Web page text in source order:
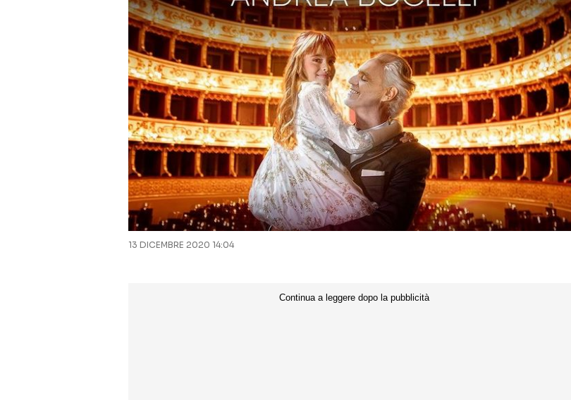
13 DICEMBRE 2020 14:04